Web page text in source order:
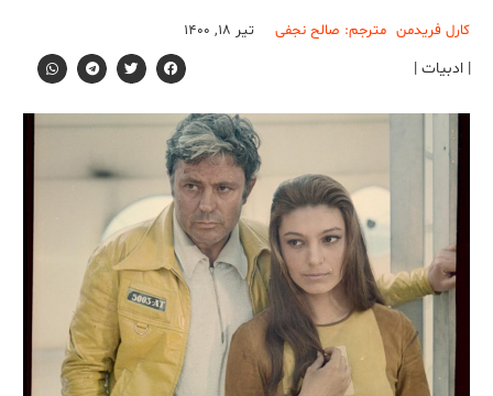
کارل فریدمن مترجم: صالح نجفی تیر ۱۸, ۱۴۰۰
| ادبیات |